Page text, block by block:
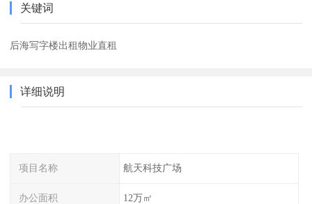
关键词
后海写字楼出租物业直租
详细说明
项目名称 航天科技广场
办公面积 12万㎡